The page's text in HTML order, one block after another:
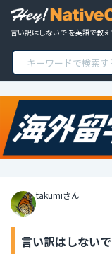
言い訳はしないで を英語で教え
takumiさん
言い訳はしない